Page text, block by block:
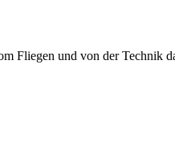
Fliegen und von der Technik